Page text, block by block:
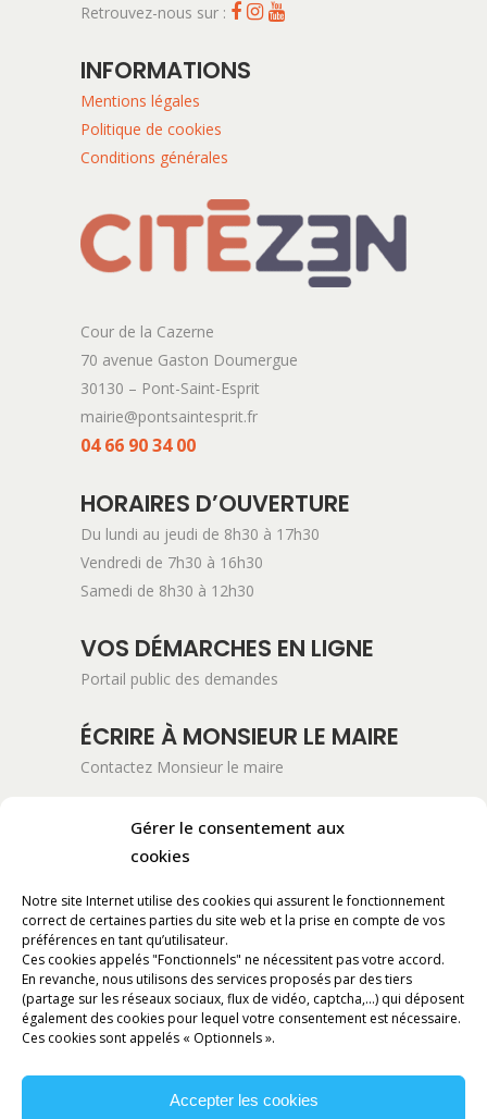
Gérer le consentement aux
cookies
Notre site Internet utilise des cookies qui assurent le fonctionnement
correct de certaines parties du site web et la prise en compte de vos
préférences en tant qu’utilisateur.
Ces cookies appelés "Fonctionnels" ne nécessitent pas votre accord.
En revanche, nous utilisons des services proposés par des tiers
(partage sur les réseaux sociaux, flux de vidéo, captcha,...) qui déposent
également des cookies pour lequel votre consentement est nécessaire.
Ces cookies sont appelés « Optionnels ».
Accepter les cookies
Retrouvez-nous sur :
INFORMATIONS
Mentions légales
Politique de cookies
Conditions générales
Cour de la Cazerne
70 avenue Gaston Doumergue
30130 – Pont-Saint-Esprit
mairie@pontsaintesprit.fr
04 66 90 34 00
HORAIRES D’OUVERTURE
Du lundi au jeudi de 8h30 à 17h30
Vendredi de 7h30 à 16h30
Samedi de 8h30 à 12h30
VOS DÉMARCHES EN LIGNE
Portail public des demandes
ÉCRIRE À MONSIEUR LE MAIRE
Contactez Monsieur le maire
ADRESSE POSTALE
Mairie de Pont-Saint-Esprit
BP 11061
30130 Pont-Saint-Esprit
RÉALISATION